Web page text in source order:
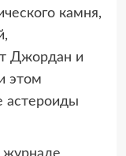
камня,
Джордан и
этом
астероиды